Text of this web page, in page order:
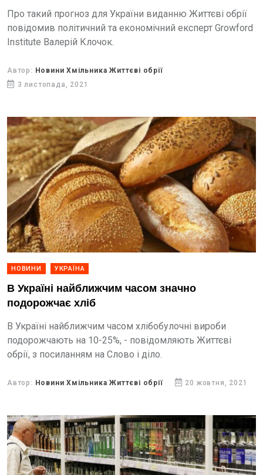
Про такий прогноз для України виданню Життєві обрії
повідомив політичний та економічний експерт Growford
Institute Валерій Клочок.
Автор: Новини Хмільника Життєві обрії
3 листопада, 2021
НОВИНИ УКРАЇНА
В Україні найближчим часом значно
подорожчає хліб
В Україні найближчим часом хлібобулочні вироби
подорожчають на 10-25%, - повідомляють Життєві
обрії, з посиланням на Слово і діло.
Автор: Новини Хмільника Життєві обрії 20 жовтня, 2021